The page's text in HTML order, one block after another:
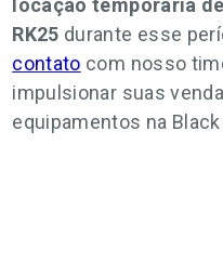
locação temporária
RK25 durante esse
contato com nosso
impulsionar suas
equipamentos na Black